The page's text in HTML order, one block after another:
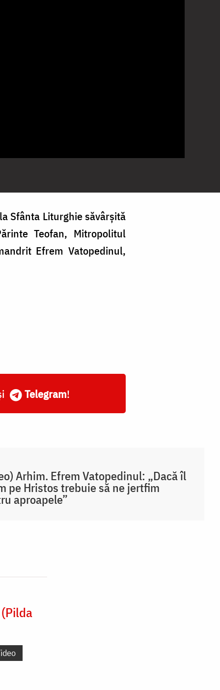
Sfânta Liturghie săvârșită
Teofan, Mitropolitul
Efrem Vatopedinul,
Telegram!
Arhim. Efrem Vatopedinul: „Dacă îl
pe Hristos trebuie să ne jertfim
aproapele”